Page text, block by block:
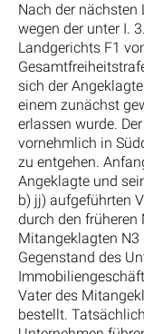
Nach der
wegen der unter I.
Landgerichts F1
sich der
einem zunächst
erlassen wurde.
vornehmlich in
zu entgehen.
Angeklagte und
b) jj) aufgeführten
durch den früheren
Mitangeklagten N3
Gegenstand des
Vater des
bestellt.